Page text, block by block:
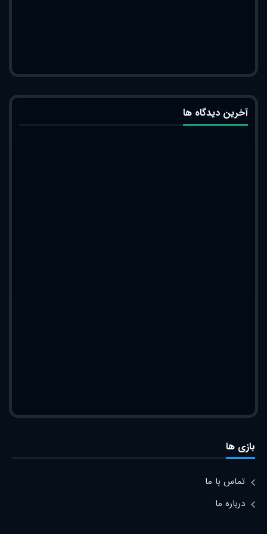
آخرین دیدگاه ها
بازی ها
تماس با ما
درباره ما